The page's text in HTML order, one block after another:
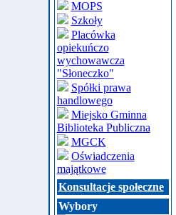
MOPS
Szkoły
Placówka
opiekuńczo
wychowawcza
"Słoneczko"
Spółki prawa
handlowego
Miejsko Gminna
Biblioteka Publiczna
MGCK
Oświadczenia
majątkowe
Konsultacje społeczne
Wybory